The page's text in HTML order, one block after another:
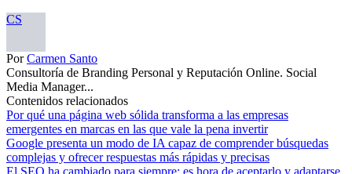
CS
PorCarmen Santo
Consultoría de Branding Personal y Reputación Online. Social
Media Manager...
Contenidos relacionados
Por qué una página web sólida transforma a las empresas
emergentes en marcas en las que vale la pena invertir
Google presenta un modo de IA capaz de comprender búsquedas
complejas y ofrecer respuestas más rápidas y precisas
El SEO ha cambiado para siempre: es hora de aceptarlo y adaptarse